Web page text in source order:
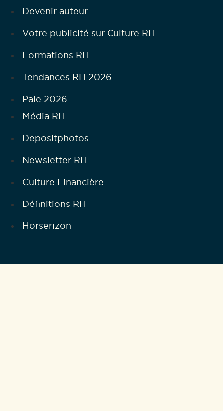
Devenir auteur
Votre publicité sur Culture RH
Formations RH
Tendances RH 2026
Paie 2026
Média RH
Depositphotos
Newsletter RH
Culture Financière
Définitions RH
Horserizon